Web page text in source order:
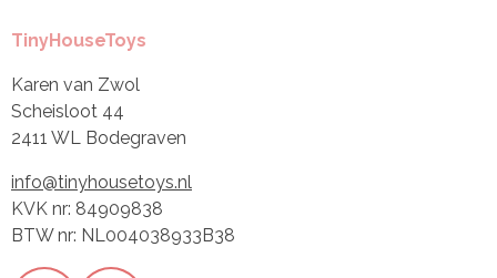
TinyHouseToys
Karen van Zwol
Scheisloot 44
2411 WL Bodegraven
info@tinyhousetoys.nl
KVK nr: 84909838
BTW nr: NL004038933B38